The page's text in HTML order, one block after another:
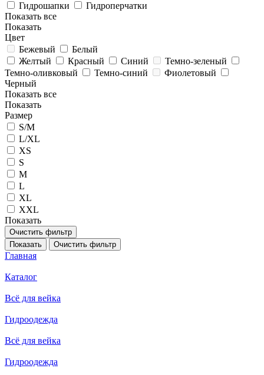
Гидрошапки
Гидроперчатки
Показать все
Показать
Цвет
Бежевый
Белый
Желтый
Красный Синий
Темно-зеленый
Темно-оливковый
Темно-синий
Фиолетовый
Черный
Показать все
Показать
Размер
S/M
L/XL
XS
S
M
L
XL
XXL
Показать
Очистить фильтр
Показать
Очистить фильтр
Главная
Каталог
Всё для вейка
Гидроодежда
Всё для вейка
Гидроодежда